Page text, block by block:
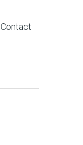
Contact